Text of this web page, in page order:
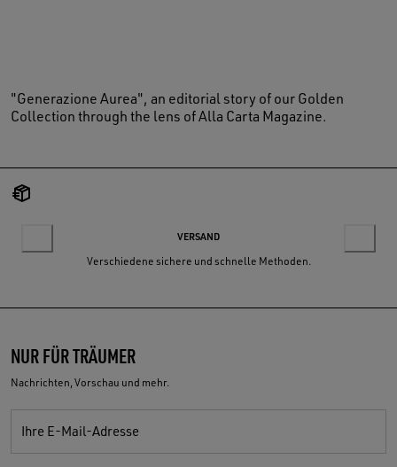
"Generazione Aurea", an editorial story of our Golden
Collection through the lens of Alla Carta Magazine.
VERSAND
Verschiedene sichere und schnelle Methoden.
NUR FÜR TRÄUMER
Nachrichten, Vorschau und mehr.
Ihre E-Mail-Adresse